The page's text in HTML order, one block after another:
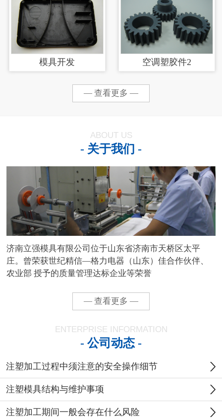
模具开发 空调塑胶件2
— 查看更多 —
ABOUT US
- 关于我们 -
济南立强模具有限公司位于山东省济南市天桥区太平
庄。曾荣获世纪精信—格力电器（山东）佳合作伙伴、
农业部 授予的质量管理达标企业等荣誉
— 查看更多 —
ENTERPRISE INFORMATION
- 公司动态 -
注塑加工过程中须注意的安全操作细节
注塑模具结构与维护事项
注塑加工期间一般会存在什么风险